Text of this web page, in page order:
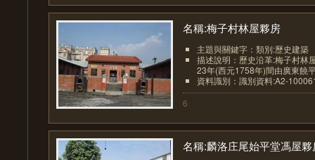
名稱:梅子村林屋夥房
主題與關鍵字：類別:歷史建築
描述說明：歷史沿革:梅子村林
23年(西元1758年)間由廣東饒
資料識別：識別資料:A2-
6
名稱:麟洛庄尾始平堂馮屋夥